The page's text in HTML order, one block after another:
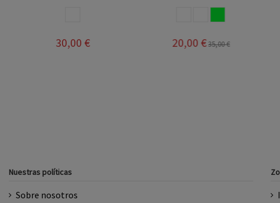
30,00 € 20,00 €35,00 €
Nuestras políticas
Sobre nosotros